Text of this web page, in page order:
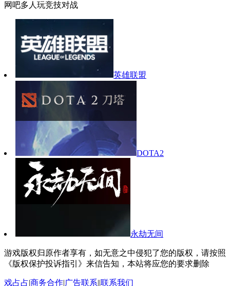
网吧多人玩竞技对战
英雄联盟
DOTA2
永劫无间
游戏版权归原作者享有，如无意之中侵犯了您的版权，请按照
《版权保护投诉指引》来信告知，本站将应您的要求删除
戏占占|商务合作|广告联系||联系我们